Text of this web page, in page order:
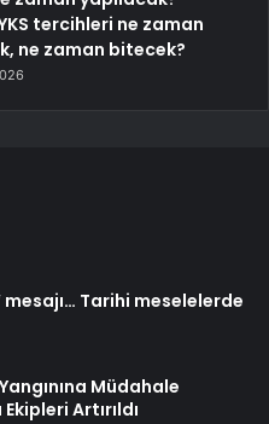
tercihleri ne zaman
ne zaman bitecek?
mesajı… Tarihi meselelerde
Müdahale
Artırıldı